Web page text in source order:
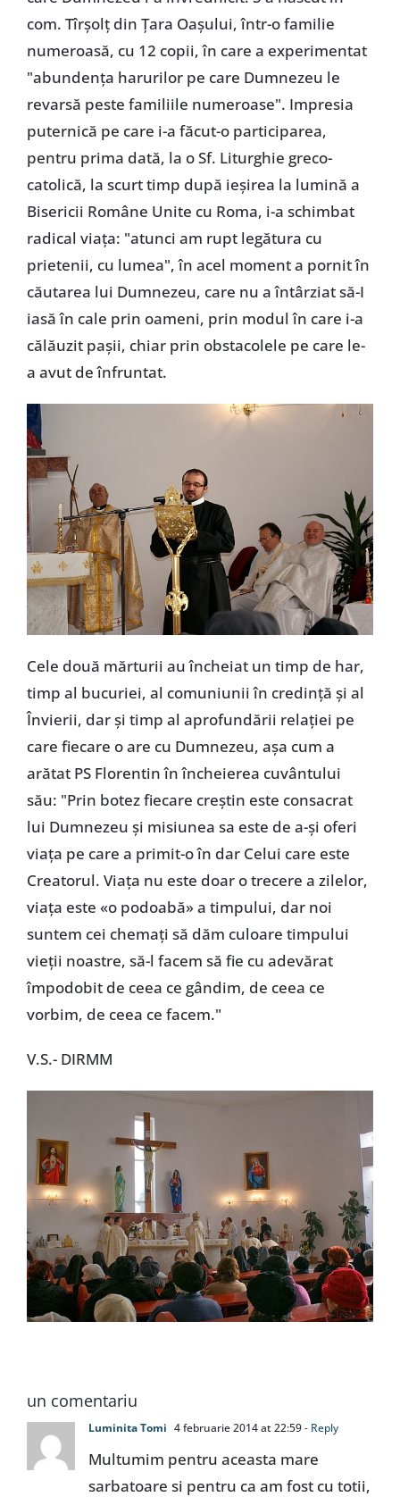
com. Tîrşolţ din Ţara Oaşului, într-o familie
numeroasă, cu 12 copii, în care a experimentat
"abundenţa harurilor pe care Dumnezeu le
revarsă peste familiile numeroase". Impresia
puternică pe care i-a făcut-o participarea,
pentru prima dată, la o Sf. Liturghie greco-
catolică, la scurt timp după ieşirea la lumină a
Bisericii Române Unite cu Roma, i-a schimbat
radical viaţa: "atunci am rupt legătura cu
prietenii, cu lumea", în acel moment a pornit în
căutarea lui Dumnezeu, care nu a întârziat să-I
iasă în cale prin oameni, prin modul în care i-a
călăuzit paşii, chiar prin obstacolele pe care le-
a avut de înfruntat.
Cele două mărturii au încheiat un timp de har,
timp al bucuriei, al comuniunii în credinţă şi al
Învierii, dar şi timp al aprofundării relaţiei pe
care fiecare o are cu Dumnezeu, aşa cum a
arătat PS Florentin în încheierea cuvântului
său: "Prin botez fiecare creştin este consacrat
lui Dumnezeu şi misiunea sa este de a-şi oferi
viaţa pe care a primit-o în dar Celui care este
Creatorul. Viaţa nu este doar o trecere a zilelor,
viaţa este «o podoabă» a timpului, dar noi
suntem cei chemaţi să dăm culoare timpului
vieţii noastre, să-l facem să fie cu adevărat
împodobit de ceea ce gândim, de ceea ce
vorbim, de ceea ce facem."
V.S.- DIRMM
un comentariu
Luminita Tomi 4 februarie 2014 at 22:59- Reply
Multumim pentru aceasta mare
sarbatoare si pentru ca am fost cu totii,